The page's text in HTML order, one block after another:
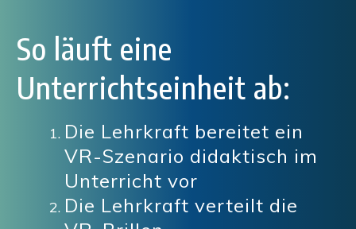
So läuft eine
Unterrichtseinheit ab:
Die Lehrkraft bereitet ein
VR-Szenario didaktisch im
Unterricht vor
Die Lehrkraft verteilt die